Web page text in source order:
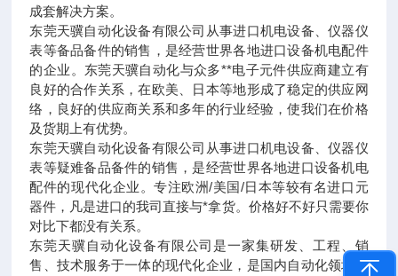
成套解决方案。
东莞天骥自动化设备有限公司从事进口机电设备、仪器仪
表等备品备件的销售，是经营世界各地进口设备机电配件
的企业。东莞天骥自动化与众多**电子元件供应商建立有
良好的合作关系，在欧美、日本等地形成了稳定的供应网
络，良好的供应商关系和多年的行业经验，使我们在价格
及货期上有优势。
东莞天骥自动化设备有限公司从事进口机电设备、仪器仪
表等疑难备品备件的销售，是经营世界各地进口设备机电
配件的现代化企业。专注欧洲/美国/日本等较有名进口元
器件，凡是进口的我司直接与*拿货。价格好不好只需要你
对比下都没有关系。
东莞天骥自动化设备有限公司是一家集研发、工程、销
售、技术服务于一体的现代化企业，是国内自动化领域竞